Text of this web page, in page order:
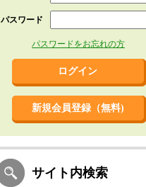
パスワード
パスワードをお忘れの方
新規会員登録（無料)
サイト内検索